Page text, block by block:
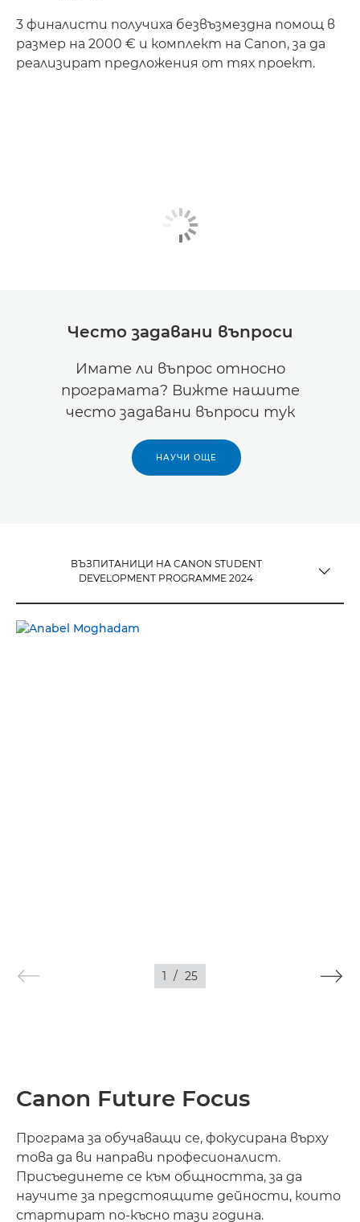
3 финалисти получиха безвъзмездна помощ в
размер на 2000 € и комплект на Canon, за да
реализират предложения от тях проект.
Често задавани въпроси
Имате ли въпрос относно
програмата? Вижте нашите
често задавани въпроси тук
НАУЧИ ОЩЕ
ВЪЗПИТАНИЦИ НА CANON STUDENT
DEVELOPMENT PROGRAMME 2024TOGGLE MENU
ВЪЗПИТАНИЦИ НА CANON STUDENT DEVELOPMENT
1 / 25
Canon Future Focus
Програма за обучаващи се, фокусирана върху
това да ви направи професионалист.
Присъединете се към общността, за да
научите за предстоящите дейности, които
стартират по-късно тази година.